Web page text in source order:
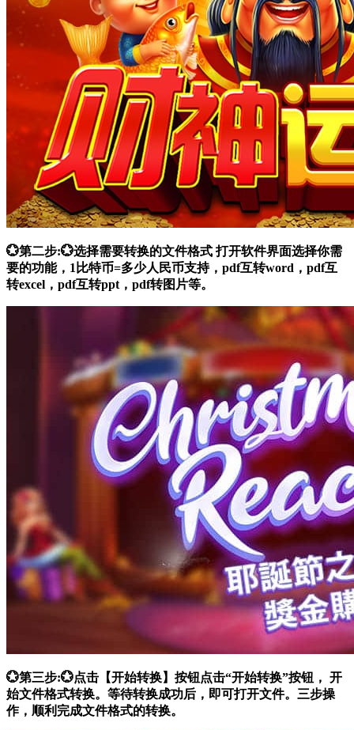
💮第二步:💮选择需要转换的文件格式 打开软件界面选择你需
要的功能，1比特币=多少人民币支持，pdf互转word，pdf互
转excel，pdf互转ppt，pdf转图片等。
💮第三步:💮点击【开始转换】按钮点击“开始转换”按钮， 开
始文件格式转换。等待转换成功后，即可打开文件。三步操
作，顺利完成文件格式的转换。